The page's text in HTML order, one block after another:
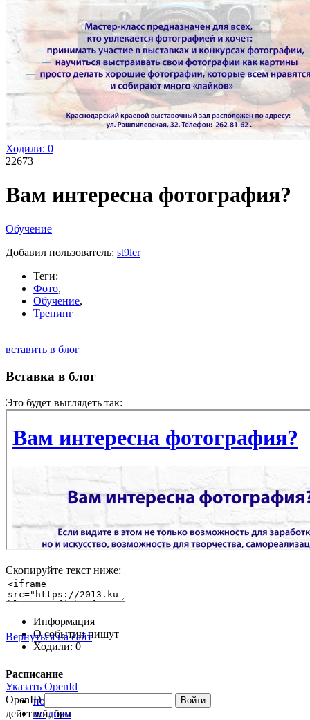
Вернуться на сайт
Указать OpenId
OpenID
Войти
действуй, бро
Ходили: 0
22673
Вам интересна фотография?
Обучение
Добавил пользователь: st9ler
Теги:
Фото,
Обучение,
Тренинг
вставить в блог
Вставка в блог
Это будет выглядеть так:
Скопируйте текст ниже:
Информация
О событии пишут
Ходили: 0
Расписание
полное
по дням